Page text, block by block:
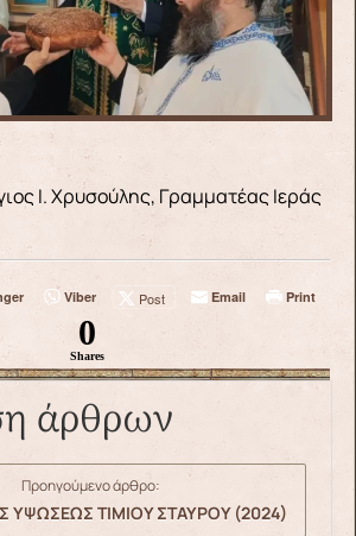
Ι. Χρυσούλης, Γραμματέας Ιεράς
Viber Post Email Print
0
Shares
άρθρων
Προηγούμενο άρθρο:
ΥΨΩΣΕΩΣ ΤΙΜΙΟΥ ΣΤΑΥΡΟΥ (2024)